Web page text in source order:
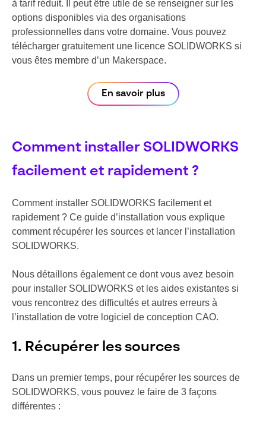
à tarif réduit. Il peut être utile de se renseigner sur les
options disponibles via des organisations
professionnelles dans votre domaine. Vous pouvez
télécharger gratuitement une licence SOLIDWORKS si
vous êtes membre d’un Makerspace.
En savoir plus
Comment installer SOLIDWORKS
facilement et rapidement ?
Comment installer SOLIDWORKS facilement et
rapidement ? Ce guide d’installation vous explique
comment récupérer les sources et lancer l’installation
SOLIDWORKS.
Nous détaillons également ce dont vous avez besoin
pour installer SOLIDWORKS et les aides existantes si
vous rencontrez des difficultés et autres erreurs à
l’installation de votre logiciel de conception CAO.
1. Récupérer les sources
Dans un premier temps, pour récupérer les sources de
SOLIDWORKS, vous pouvez le faire de 3 façons
différentes :